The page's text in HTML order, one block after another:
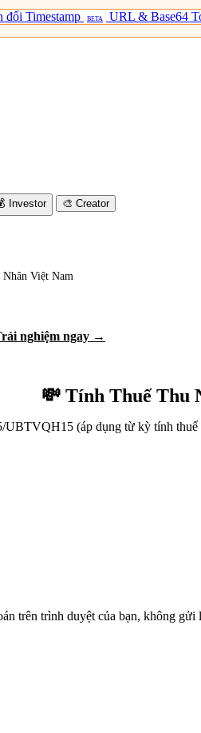
đổi Timestamp BETA URL & Base64
Investor 🎨 Creator
Việt Nam
nghiệm ngay →
💸 Tính Thuế Thu
UBTVQH15 (áp dụng từ kỳ tính thuế
trên trình duyệt của bạn, không